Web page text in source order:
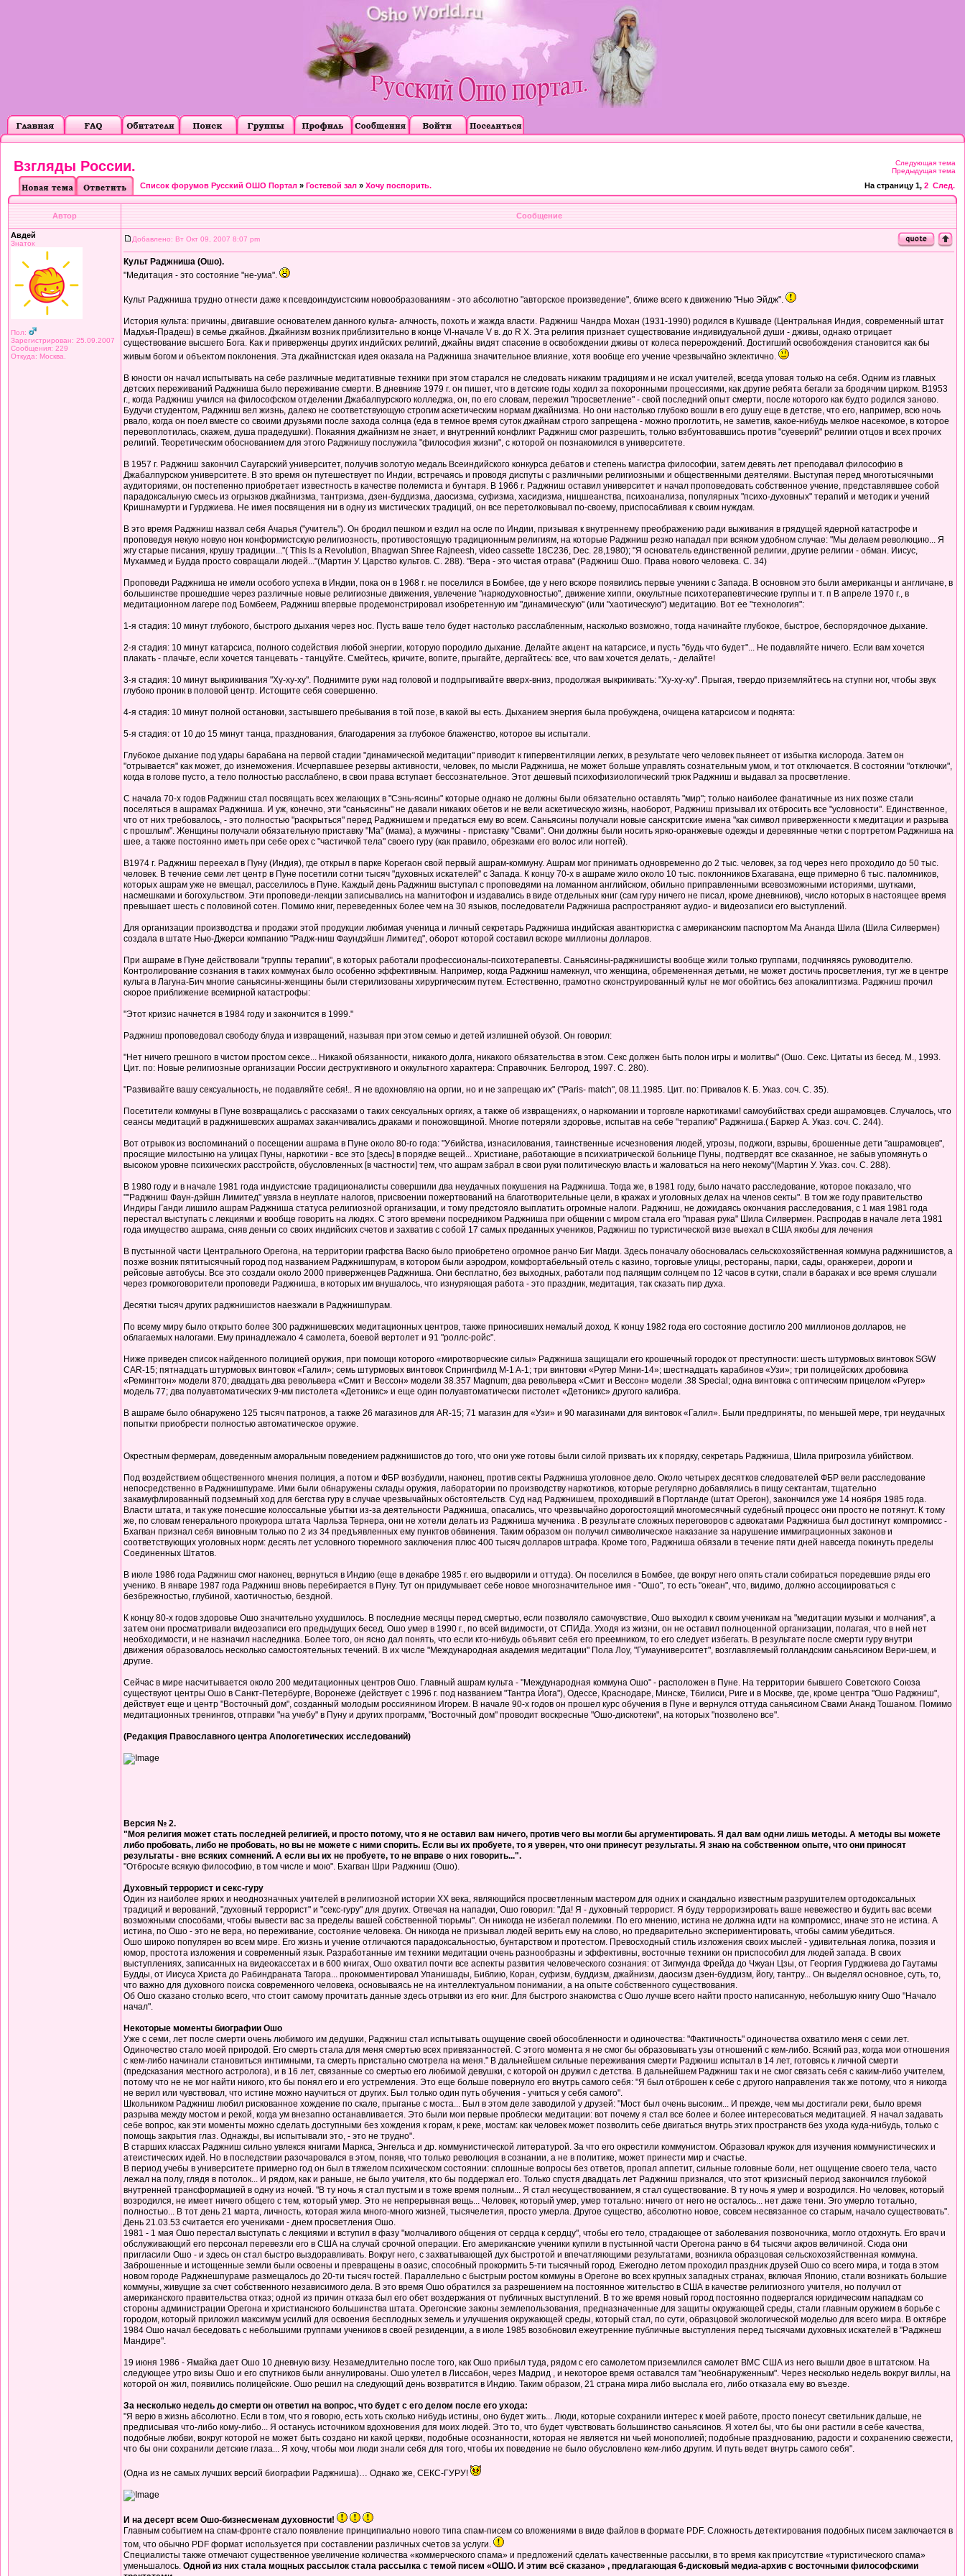
Взгляды России.
Следующая тема
Предыдущая тема
Список форумов Русский ОШО Портал » Гостевой зал » Хочу поспорить. На страницу 1, 2 След.
Автор Сообщение
Авдей
Знаток
Пол:
Зарегистрирован: 25.09.2007
Сообщения: 229
Откуда: Москва.
Добавлено: Вт Окт 09, 2007 8:07 pm
Культ Раджниша (Ошо).
"Медитация - это состояние "не-ума".
Культ Раджниша трудно отнести даже к псевдоиндуистским новообразованиям - это абсолютно "авторское произведение", ближе всего к движению "Нью Эйдж".
История культа: причины, двигавшие основателем данного культа- алчность, похоть и жажда власти. Раджниш Чандра Мохан (1931-1990) родился в Кушваде (Центральная Индия, современный штат
Мадхья-Прадеш) в семье джайнов. Джайнизм возник приблизительно в конце Vl-начале V в. до R X. Эта религия признает существование индивидуальной души - дживы, однако отрицает
существование высшего Бога. Как и приверженцы других индийских религий, джайны видят спасение в освобождении дживы от колеса перерождений. Достигший освобождения становится как бы
живым богом и объектом поклонения. Эта джайнистская идея оказала на Раджниша значительное влияние, хотя вообще его учение чрезвычайно эклектично.
В юности он начал испытывать на себе различные медитативные техники при этом старался не следовать никаким традициям и не искал учителей, всегда уповая только на себя. Одним из главных
детских переживаний Раджниша было переживание смерти. В дневнике 1979 г. он пишет, что в детские годы ходил за похоронными процессиями, как другие ребята бегали за бродячим цирком. В1953
г., когда Раджниш учился на философском отделении Джабалпурского колледжа, он, по его словам, пережил "просветление" - свой последний опыт смерти, после которого как будто родился заново.
Будучи студентом, Раджниш вел жизнь, далеко не соответствующую строгим аскетическим нормам джайнизма. Но они настолько глубоко вошли в его душу еще в детстве, что его, например, всю ночь
рвало, когда он поел вместе со своими друзьями после захода солнца (еда в темное время суток джайнам строго запрещена - можно проглотить, не заметив, какое-нибудь мелкое насекомое, в которое
перевоплотилась, скажем, душа прадедушки). Покаяния джайнизм не знает, и внутренний конфликт Раджниш смог разрешить, только взбунтовавшись против "суеверий" религии отцов и всех прочих
религий. Теоретическим обоснованием для этого Раджнишу послужила "философия жизни", с которой он познакомился в университете.
В 1957 г. Раджниш закончил Саугарский университет, получив золотую медаль Всеиндийского конкурса дебатов и степень магистра философии, затем девять лет преподавал философию в
Джабалпурском университете. В это время он путешествует по Индии, встречаясь и проводя диспуты с различными религиозными и общественными деятелями. Выступая перед многотысячными
аудиториями, он постепенно приобретает известность в качестве полемиста и бунтаря. В 1966 г. Раджниш оставил университет и начал проповедовать собственное учение, представлявшее собой
парадоксальную смесь из огрызков джайнизма, тантризма, дзен-буддизма, даосизма, суфизма, хасидизма, ницшеанства, психоанализа, популярных "психо-духовных" терапий и методик и учений
Кришнамурти и Гурджиева. Не имея посвящения ни в одну из мистических традиций, он все перетолковывал по-своему, приспосабливая к своим нуждам.
В это время Раджниш назвал себя Ачарья ("учитель"). Он бродил пешком и ездил на осле по Индии, призывая к внутреннему преображению ради выживания в грядущей ядерной катастрофе и
проповедуя некую новую нон конформистскую религиозность, противостоящую традиционным религиям, на которые Раджниш резко нападал при всяком удобном случае: "Мы делаем революцию... Я
жгу старые писания, крушу традиции..."( This Is a Revolution, Bhagwan Shree Rajneesh, video cassette 18C236, Dec. 28,1980); "Я основатель единственной религии, другие религии - обман. Иисус,
Мухаммед и Будда просто совращали людей..."(Мартин У. Царство культов. С. 288). "Вера - это чистая отрава" (Раджниш Ошо. Права нового человека. С. 34)
Проповеди Раджниша не имели особого успеха в Индии, пока он в 1968 г. не поселился в Бомбее, где у него вскоре появились первые ученики с Запада. В основном это были американцы и англичане, в
большинстве прошедшие через различные новые религиозные движения, увлечение "наркодуховностью", движение хиппи, оккультные психотерапевтические группы и т. п В апреле 1970 г., в
медитационном лагере под Бомбеем, Раджниш впервые продемонстрировал изобретенную им "динамическую" (или "хаотическую") медитацию. Вот ее "технология":
1-я стадия: 10 минут глубокого, быстрого дыхания через нос. Пусть ваше тело будет настолько расслабленным, насколько возможно, тогда начинайте глубокое, быстрое, беспорядочное дыхание.
2-я стадия: 10 минут катарсиса, полного содействия любой энергии, которую породило дыхание. Делайте акцент на катарсисе, и пусть "будь что будет"... Не подавляйте ничего. Если вам хочется
плакать - плачьте, если хочется танцевать - танцуйте. Смейтесь, кричите, вопите, прыгайте, дергайтесь: все, что вам хочется делать, - делайте!
3-я стадия: 10 минут выкрикивания "Ху-ху-ху". Поднимите руки над головой и подпрыгивайте вверх-вниз, продолжая выкрикивать: "Ху-ху-ху". Прыгая, твердо приземляйтесь на ступни ног, чтобы звук
глубоко проник в половой центр. Истощите себя совершенно.
4-я стадия: 10 минут полной остановки, застывшего пребывания в той позе, в какой вы есть. Дыханием энергия была пробуждена, очищена катарсисом и поднята:
5-я стадия: от 10 до 15 минут танца, празднования, благодарения за глубокое блаженство, которое вы испытали.
Глубокое дыхание под удары барабана на первой стадии "динамической медитации" приводит к гипервентиляции легких, в результате чего человек пьянеет от избытка кислорода. Затем он
"отрывается" как может, до изнеможения. Исчерпавшее резервы активности, человек, по мысли Раджниша, не может больше управлять сознательным умом, и тот отключается. В состоянии "отключки",
когда в голове пусто, а тело полностью расслаблено, в свои права вступает бессознательное. Этот дешевый психофизиологический трюк Раджниш и выдавал за просветление.
С начала 70-х годов Раджниш стал посвящать всех желающих в "Сэнь-ясины" которые однако не должны были обязательно оставлять "мир"; только наиболее фанатичные из них позже стали
поселяться в ашрамах Раджниша. И уж, конечно, эти "саньясины" не давали никаких обетов и не вели аскетическую жизнь, наоборот, Раджниш призывал их отбросить все "условности". Единственное,
что от них требовалось, - это полностью "раскрыться" перед Раджнишем и предаться ему во всем. Саньясины получали новые санскритские имена "как символ приверженности к медитации и разрыва
с прошлым". Женщины получали обязательную приставку "Ма" (мама), а мужчины - приставку "Свами". Они должны были носить ярко-оранжевые одежды и деревянные четки с портретом Раджниша на
шее, а также постоянно иметь при себе орех с "частичкой тела" своего гуру (как правило, обрезками его волос или ногтей).
В1974 г. Раджниш переехал в Пуну (Индия), где открыл в парке Корегаон свой первый ашрам-коммуну. Ашрам мог принимать одновременно до 2 тыс. человек, за год через него проходило до 50 тыс.
человек. В течение семи лет центр в Пуне посетили сотни тысяч "духовных искателей" с Запада. К концу 70-х в ашраме жило около 10 тыс. поклонников Бхагавана, еще примерно 6 тыс. паломников,
которых ашрам уже не вмещал, расселилось в Пуне. Каждый день Раджниш выступал с проповедями на ломанном английском, обильно приправленными всевозможными историями, шутками,
насмешками и богохульством. Эти проповеди-лекции записывались на магнитофон и издавались в виде отдельных книг (сам гуру ничего не писал, кроме дневников), число которых в настоящее время
превышает шесть с половиной сотен. Помимо книг, переведенных более чем на 30 языков, последователи Раджниша распространяют аудио- и видеозаписи его выступлений.
Для организации производства и продажи этой продукции любимая ученица и личный секретарь Раджниша индийская авантюристка с американским паспортом Ма Ананда Шила (Шила Силвермен)
создала в штате Нью-Джерси компанию "Радж-ниш Фаундэйшн Лимитед", оборот которой составил вскоре миллионы долларов.
При ашраме в Пуне действовали "группы терапии", в которых работали профессионалы-психотерапевты. Саньясины-раджнишисты вообще жили только группами, подчиняясь руководителю.
Контролирование сознания в таких коммунах было особенно эффективным. Например, когда Раджниш намекнул, что женщина, обремененная детьми, не может достичь просветления, туг же в центре
культа в Лагуна-Бич многие саньясины-женщины были стерилизованы хирургическим путем. Естественно, грамотно сконструированный культ не мог обойтись без апокалиптизма. Раджниш прочил
скорое приближение всемирной катастрофы:
"Этот кризис начнется в 1984 году и закончится в 1999."
Раджниш проповедовал свободу блуда и извращений, называя при этом семью и детей излишней обузой. Он говорил:
"Нет ничего грешного в чистом простом сексе... Никакой обязанности, никакого долга, никакого обязательства в этом. Секс должен быть полон игры и молитвы" (Ошо. Секс. Цитаты из бесед. М., 1993.
Цит. по: Новые религиозные организации России деструктивного и оккультного характера: Справочник. Белгород, 1997. С. 280).
"Развивайте вашу сексуальность, не подавляйте себя!.. Я не вдохновляю на оргии, но и не запрещаю их" ("Paris- match", 08.11.1985. Цит. по: Привалов К. Б. Указ. соч. С. 35).
Посетители коммуны в Пуне возвращались с рассказами о таких сексуальных оргиях, а также об извращениях, о наркомании и торговле наркотиками! самоубийствах среди ашрамовцев. Случалось, что
сеансы медитаций в раджнишевских ашрамах заканчивались драками и поножовщиной. Многие потеряли здоровье, испытав на себе "терапию" Раджниша.( Баркер А. Указ. соч. С. 244).
Вот отрывок из воспоминаний о посещении ашрама в Пуне около 80-го года: "Убийства, изнасилования, таинственные исчезновения людей, угрозы, поджоги, взрывы, брошенные дети "ашрамовцев",
просящие милостыню на улицах Пуны, наркотики - все это [здесь] в порядке вещей... Христиане, работающие в психиатрической больнице Пуны, подтвердят все сказанное, не забыв упомянуть о
высоком уровне психических расстройств, обусловленных [в частности] тем, что ашрам забрал в свои руки политическую власть и жаловаться на него некому"(Мартин У. Указ. соч. С. 288).
В 1980 году и в начале 1981 года индуистские традиционалисты совершили два неудачных покушения на Раджниша. Тогда же, в 1981 году, было начато расследование, которое показало, что
""Раджниш Фаун-дэйшн Лимитед" увязла в неуплате налогов, присвоении пожертвований на благотворительные цели, в кражах и уголовных делах на членов секты". В том же году правительство
Индиры Ганди лишило ашрам Раджниша статуса религиозной организации, и тому предстояло выплатить огромные налоги. Раджниш, не дожидаясь окончания расследования, с 1 мая 1981 года
перестал выступать с лекциями и вообще говорить на людях. С этого времени посредником Раджниша при общении с миром стала его "правая рука" Шила Силвермен. Распродав в начале лета 1981
года имущество ашрама, сняв деньги со своих индийских счетов и захватив с собой 17 самых преданных учеников, Раджниш по туристической визе выехал в США якобы для лечения
В пустынной части Центрального Орегона, на территории графства Васко было приобретено огромное ранчо Биг Магди. Здесь поначалу обосновалась сельскохозяйственная коммуна раджнишистов, а
позже возник пятитысячный город под названием Раджнишпурам, в котором были аэродром, комфортабельный отель с казино, торговые улицы, рестораны, парки, сады, оранжереи, дороги и
рейсовые автобусы. Все это создали около 2000 приверженцев Раджниша. Они бесплатно, без выходных, работали под палящим солнцем по 12 часов в сутки, спали в бараках и все время слушали
через громкоговорители проповеди Раджниша, в которых им внушалось, что изнуряющая работа - это праздник, медитация, так сказать пир духа.
Десятки тысяч других раджнишистов наезжали в Раджнишпурам.
По всему миру было открыто более 300 раджнишевских медитационных центров, также приносивших немалый доход. К концу 1982 года его состояние достигло 200 миллионов долларов, не
облагаемых налогами. Ему принадлежало 4 самолета, боевой вертолет и 91 "роллс-ройс".
Ниже приведен список найденного полицией оружия, при помощи которого «миротворческие силы» Раджниша защищали его крошечный городок от преступности: шесть штурмовых винтовок SGW
CAR-15; пятнадцать штурмовых винтовок «Галил»; семь штурмовых винтовок Спрингфилд M-1 A-1; три винтовки «Ругер Мини-14»; шестнадцать карабинов «Узи»; три полицейских дробовика
«Ремингтон» модели 870; двадцать два револьвера «Смит и Вессон» модели 38.357 Magnum; два револьвера «Смит и Вессон» модели .38 Special; одна винтовка с оптическим прицелом «Ругер»
модель 77; два полуавтоматических 9-мм пистолета «Детоникс» и еще один полуавтоматически пистолет «Детоникс» другого калибра.
В ашраме было обнаружено 125 тысяч патронов, а также 26 магазинов для AR-15; 71 магазин для «Узи» и 90 магазинами для винтовок «Галил». Были предприняты, по меньшей мере, три неудачных
попытки приобрести полностью автоматическое оружие.
Окрестным фермерам, доведенным аморальным поведением раджнишистов до того, что они уже готовы были силой призвать их к порядку, секретарь Раджниша, Шила пригрозила убийством.
Под воздействием общественного мнения полиция, а потом и ФБР возбудили, наконец, против секты Раджниша уголовное дело. Около четырех десятков следователей ФБР вели расследование
непосредственно в Раджнишпураме. Ими были обнаружены склады оружия, лаборатории по производству наркотиков, которые регулярно добавлялись в пищу сектантам, тщательно
закамуфлированный подземный ход для бегства гуру в случае чрезвычайных обстоятельств. Суд над Раджнишем, проходивший в Портланде (штат Орегон), закончился уже 14 ноября 1985 года.
Власти штата, и так уже понесшие колоссальные убытки из-за деятельности Раджниша, опасались, что чрезвычайно дорогостоящий многомесячный судебный процесс они просто не потянут. К тому
же, по словам генерального прокурора штата Чарльза Тернера, они не хотели делать из Раджниша мученика . В результате сложных переговоров с адвокатами Раджниша был достигнут компромисс -
Бхагван признал себя виновным только по 2 из 34 предъявленных ему пунктов обвинения. Таким образом он получил символическое наказание за нарушение иммиграционных законов и
соответствующих уголовных норм: десять лет условного тюремного заключения плюс 400 тысяч долларов штрафа. Кроме того, Раджниша обязали в течение пяти дней навсегда покинуть пределы
Соединенных Штатов.
В июле 1986 года Раджниш смог наконец, вернуться в Индию (еще в декабре 1985 г. его выдворили и оттуда). Он поселился в Бомбее, где вокруг него опять стали собираться поредевшие ряды его
ученико. В январе 1987 года Раджниш вновь перебирается в Пуну. Тут он придумывает себе новое многозначительное имя - "Ошо", то есть "океан", что, видимо, должно ассоциироваться с
безбрежностью, глубиной, хаотичностью, бездной.
К концу 80-х годов здоровье Ошо значительно ухудшилось. В последние месяцы перед смертью, если позволяло самочувствие, Ошо выходил к своим ученикам на "медитации музыки и молчания", а
затем они просматривали видеозаписи его предыдущих бесед. Ошо умер в 1990 г., по всей видимости, от СПИДа. Уходя из жизни, он не оставил полноценной организации, полагая, что в ней нет
необходимости, и не назначил наследника. Более того, он ясно дал понять, что если кто-нибудь объявит себя его преемником, то его следует избегать. В результате после смерти гуру внутри
движения образовалось несколько самостоятельных течений. В их числе "Международная академия медитации" Пола Лоу, "Гумауниверситет", возглавляемый голландским саньясином Вери-шем, и
другие.
Сейчас в мире насчитывается около 200 медитационных центров Ошо. Главный ашрам культа - "Международная коммуна Ошо" - расположен в Пуне. На территории бывшего Советского Союза
существуют центры Ошо в Санкт-Петербурге, Воронеже (действует с 1996 г. под названием "Тантра Йога"), Одессе, Краснодаре, Минске, Тбилиси, Риге и в Москве, где, кроме центра "Ошо Раджниш",
действует еще и центр "Восточный дом", созданный молодым россиянином Игорем. В начале 90-х годов он прошел курс обучения в Пуне и вернулся оттуда саньясином Свами Ананд Тошаном. Помимо
медитационных тренингов, отправки "на учебу" в Пуну и других программ, "Восточный дом" проводит воскресные "Ошо-дискотеки", на которых "позволено все".
(Редакция Православного центра Апологетических исследований)
Версия № 2.
"Моя религия может стать последней религией, и просто потому, что я не оставил вам ничего, против чего вы могли бы аргументировать. Я дал вам одни лишь методы. А методы вы можете
либо пробовать, либо не пробовать, но вы не можете с ними спорить. Если вы их пробуете, то я уверен, что они принесут результаты. Я знаю на собственном опыте, что они приносят
результаты - вне всяких сомнений. А если вы их не пробуете, то не вправе о них говорить...".
"Отбросьте всякую философию, в том числе и мою". Бхагван Шри Раджниш (Ошо).
Духовный террорист и секс-гуру
Один из наиболее ярких и неоднозначных учителей в религиозной истории XX века, являющийся просветленным мастером для одних и скандально известным разрушителем ортодоксальных
традиций и верований, "духовный террорист" и "секс-гуру" для других. Отвечая на нападки, Ошо говорил: "Да! Я - духовный террорист. Я буду терроризировать ваше невежество и будить вас всеми
возможными способами, чтобы вывести вас за пределы вашей собственной тюрьмы". Он никогда не избегал полемики. По его мнению, истина не должна идти на компромисс, иначе это не истина. А
истина, по Ошо - это не вера, но переживание, состояние человека. Он никогда не призывал людей верить ему на слово, но предварительно экспериментировать, чтобы самим убедиться.
Ошо широко популярен во всем мире. Его жизнь и учение отличаются парадоксальностью, бунтарством и протестом. Превосходный стиль изложения своих мыслей - удивительная логика, поэзия и
юмор, простота изложения и современный язык. Разработанные им техники медитации очень разнообразны и эффективны, восточные техники он приспособил для людей запада. В своих
выступлениях, записанных на видеокассетах и в 600 книгах, Ошо охватил почти все аспекты развития человеческого сознания: от Зигмунда Фрейда до Чжуан Цзы, от Георгия Гурджиева до Гаутамы
Будды, от Иисуса Христа до Рабиндраната Тагора... прокомментировал Упанишады, Библию, Коран, суфизм, буддизм, джайнизм, даосизм дзен-буддизм, йогу, тантру... Он выделял основное, суть, то,
что важно для духовного поиска современного человека, основываясь не на интеллектуальном понимании, а на опыте собственного существования.
Об Ошо сказано столько всего, что стоит самому прочитать данные здесь отрывки из его книг. Для быстрого знакомства с Ошо лучше всего найти просто написанную, небольшую книгу Ошо "Начало
начал".
Некоторые моменты биографии Ошо
Уже с семи, лет после смерти очень любимого им дедушки, Раджниш стал испытывать ощущение своей обособленности и одиночества: "Фактичность" одиночества охватило меня с семи лет.
Одиночество стало моей природой. Его смерть стала для меня смертью всех привязанностей. С этого момента я не смог бы образовывать узы отношений с кем-либо. Всякий раз, когда мои отношения
с кем-либо начинали становиться интимными, та смерть пристально смотрела на меня." В дальнейшем сильные переживания смерти Раджниш испытал в 14 лет, готовясь к личной смерти
(предсказания местного астролога), и в 16 лет, связанные со смертью его любимой девушки, с которой он дружил с детства. В дальнейшем Раджниш так и не смог связать себя с каким-либо учителем,
потому что не не мог найти никого, кто бы понял его и его устремления. Это еще больше повернуло его внутрь самого себя: "Я был отброшен к себе с другого направления так же потому, что я никогда
не верил или чувствовал, что истине можно научиться от других. Был только один путь обучения - учиться у себя самого".
Школьником Раджниш любил рискованное хождение по скале, прыганье с моста... Был в этом деле заводилой у друзей: "Мост был очень высоким... И прежде, чем мы достигали реки, было время
разрыва между мостом и рекой, когда ум внезапно останавливается. Это были мои первые проблески медитации: вот почему я стал все более и более интересоваться медитацией. Я начал задавать
себе вопрос, как эти моменты можно сделать доступными без хождения к горам, к реке, мостам: как человек может позволить себе двигаться внутрь этих пространств без ухода куда-нибудь, только с
помощь закрытия глаз. Однажды, вы испытывали это, - это не трудно".
В старших классах Раджниш сильно увлекся книгами Маркса, Энгельса и др. коммунистической литературой. За что его окрестили коммунистом. Образовал кружок для изучения коммунистических и
атеистических идей. Но в последствии разочаровался в этом, поняв, что только революция в сознании, а не в политике, может принести мир и счастье.
В период учебы в университете примерно год он был в тяжелом психическом состоянии: сплошные вопросы без ответов, пропал аппетит, сильные головные боли, нет ощущение своего тела, часто
лежал на полу, глядя в потолок... И рядом, как и раньше, не было учителя, кто бы поддержал его. Только спустя двадцать лет Раджниш признался, что этот кризисный период закончился глубокой
внутренней трансформацией в одну из ночей. "В ту ночь я стал пустым и в тоже время полным... Я стал несуществованием, я стал существование. В ту ночь я умер и возродился. Но человек, который
возродился, не имеет ничего общего с тем, который умер. Это не непрерывная вещь... Человек, который умер, умер тотально: ничего от него не осталось... нет даже тени. Эго умерло тотально,
полностью... В тот день 21 марта, личность, которая жила много-много жизней, тысячелетия, просто умерла. Другое существо, абсолютно новое, совсем несвязанное со старым, начало существовать".
День 21.03.53 считается его учениками - днем просветления Ошо.
1981 - 1 мая Ошо перестал выступать с лекциями и вступил в фазу "молчаливого общения от сердца к сердцу", чтобы его тело, страдающее от заболевания позвоночника, могло отдохнуть. Его врач и
обслуживающий его персонал перевезли его в США на случай срочной операции. Его американские ученики купили в пустынной части Орегона ранчо в 64 тысячи акров величиной. Сюда они
пригласили Ошо - и здесь он стал быстро выздоравливать. Вокруг него, с захватывающей дух быстротой и впечатляющими результатами, возникла образцовая сельскохозяйственная коммуна.
Заброшенные и истощенные земли были освоены и превращены в оазис, способный прокормить 5-ти тысячный город. Ежегодно летом проходил праздник друзей Ошо со всего мира, и тогда в этом
новом городе Раджнешпураме размещалось до 20-ти тысяч гостей. Параллельно с быстрым ростом коммуны в Орегоне во всех крупных западных странах, включая Японию, стали возникать большие
коммуны, живущие за счет собственного независимого дела. В это время Ошо обратился за разрешением на постоянное жительство в США в качестве религиозного учителя, но получил от
американского правительства отказ; одной из причин отказа был его обет воздержания от публичных выступлений. В то же время новый город постоянно подвергался юридическим нападкам со
стороны администрации Орегона и христианского большинства штата. Орегонские законы землепользования, предназначенные для защиты окружающей среды, стали главным оружием в борьбе с
городом, который приложил максимум усилий для освоения бесплодных земель и улучшения окружающей среды, который стал, по сути, образцовой экологической моделью для всего мира. В октябре
1984 Ошо начал беседовать с небольшими группами учеников в своей резиденции, а в июле 1985 возобновил ежеутренние публичные выступления перед тысячами духовных искателей в "Раджнеш
Мандире".
19 июня 1986 - Ямайка дает Ошо 10 дневную визу. Незамедлительно после того, как Ошо прибыл туда, рядом с его самолетом приземлился самолет ВМС США из него вышли двое в штатском. На
следующее утро визы Ошо и его спутников были аннулированы. Ошо улетел в Лиссабон, через Мадрид , и некоторое время оставался там "необнаруженным". Через несколько недель вокруг виллы, на
которой он жил, появились полицейские. Ошо решил на следующий день возвратится в Индию. Таким образом, 21 страна мира либо выслала его, либо отказала ему во въезде.
За несколько недель до смерти он ответил на вопрос, что будет с его делом после его ухода:
"Я верю в жизнь абсолютно. Если в том, что я говорю, есть хоть сколько нибудь истины, оно будет жить... Люди, которые сохранили интерес к моей работе, просто понесут светильник дальше, не
предписывая что-либо кому-либо... Я останусь источником вдохновения для моих людей. Это то, что будет чувствовать большинство саньясинов. Я хотел бы, что бы они растили в себе качества,
подобные любви, вокруг которой не может быть создано ни какой церкви, подобные осознанности, которая не является ни чьей монополией; подобные празднованию, радости и сохранению свежести,
что бы они сохранили детские глаза... Я хочу, чтобы мои люди знали себя для того, чтобы их поведение не было обусловлено кем-либо другим. И путь ведет внутрь самого себя".
(Одна из не самых лучших версий биографии Раджниша)… Однако же, СЕКС-ГУРУ!
И на десерт всем Ошо-бизнесменам духовности!
Главным событием на спам-фронте стало появление принципиально нового типа спам-писем со вложениями в виде файлов в формате PDF. Сложность детектирования подобных писем заключается в
том, что обычно PDF формат используется при составлении различных счетов за услуги.
Специалисты также отмечают существенное увеличение количества «коммерческого спама» и предложений сделать качественные рассылки, в то время как присутствие «туристического спама»
уменьшалось. Одной из них стала мощных рассылок стала рассылка с темой писем «ОШО. И этим всё сказано» , предлагающая 6-дисковый медиа-архив с восточными философскими